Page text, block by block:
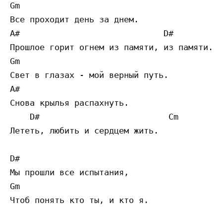
Gm
Все проходит день за днем.
A#                             D#
Прошлое горит огнем из памяти, из памяти.
Gm
Свет в глазах - мой верный путь.
A#
Снова крылья распахнуть.
    D#                          Cm
Лететь, любить и сердцем жить.
D#
Мы прошли все испытания,
Gm
Чтоб понять кто ты, и кто я.